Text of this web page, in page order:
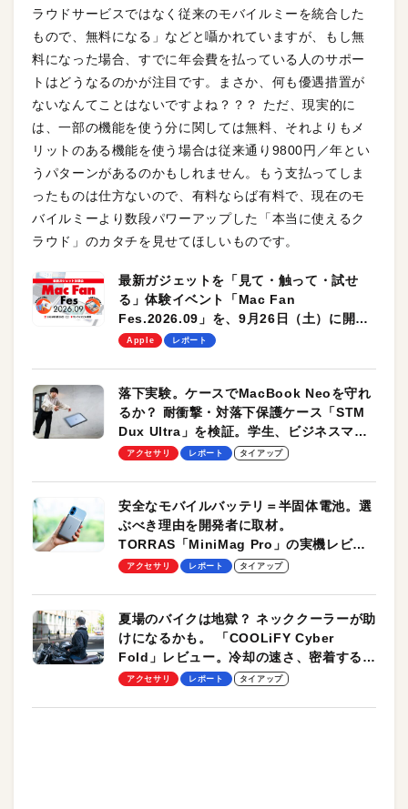
ラウドサービスではなく従来のモバイルミーを統合した
もので、無料になる」などと囁かれていますが、もし無
料になった場合、すでに年会費を払っている人のサポー
トはどうなるのかが注目です。まさか、何も優遇措置が
ないなんてことはないですよね？？？ ただ、現実的に
は、一部の機能を使う分に関しては無料、それよりもメ
リットのある機能を使う場合は従来通り9800円／年とい
うパターンがあるのかもしれません。もう支払ってしま
ったものは仕方ないので、有料ならば有料で、現在のモ
バイルミーより数段パワーアップした「本当に使えるク
ラウド」のカタチを見せてほしいものです。
最新ガジェットを「見て・触って・試せ
る」体験イベント「Mac Fan
Fes.2026.09」を、9月26日（土）に開催
します！
Apple レポート
落下実験。ケースでMacBook Neoを守れ
るか？ 耐衝撃・対落下保護ケース「STM
Dux Ultra」を検証。学生、ビジネスマン
のモバイルユースに最適！
アクセサリ レポート タイアップ
安全なモバイルバッテリ＝半固体電池。選
ぶべき理由を開発者に取材。
TORRAS「MiniMag Pro」の実機レビュ
ーも
アクセサリ レポート タイアップ
夏場のバイクは地獄？ ネッククーラーが助
けになるかも。 「COOLiFY Cyber
Fold」レビュー。冷却の速さ、密着する冷
却プレート、シンプルな操作性がグッド！
アクセサリ レポート タイアップ